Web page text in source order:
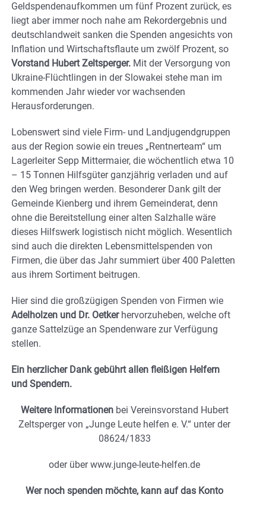
Geldspendenaufkommen um fünf Prozent zurück, es
liegt aber immer noch nahe am Rekordergebnis und
deutschlandweit sanken die Spenden angesichts von
Inflation und Wirtschaftsflaute um zwölf Prozent, so
Vorstand Hubert Zeltsperger. Mit der Versorgung von
Ukraine-Flüchtlingen in der Slowakei stehe man im
kommenden Jahr wieder vor wachsenden
Herausforderungen.
Lobenswert sind viele Firm- und Landjugendgruppen
aus der Region sowie ein treues „Rentnerteam“ um
Lagerleiter Sepp Mittermaier, die wöchentlich etwa 10
– 15 Tonnen Hilfsgüter ganzjährig verladen und auf
den Weg bringen werden. Besonderer Dank gilt der
Gemeinde Kienberg und ihrem Gemeinderat, denn
ohne die Bereitstellung einer alten Salzhalle wäre
dieses Hilfswerk logistisch nicht möglich. Wesentlich
sind auch die direkten Lebensmittelspenden von
Firmen, die über das Jahr summiert über 400 Paletten
aus ihrem Sortiment beitrugen.
Hier sind die großzügigen Spenden von Firmen wie
Adelholzen und Dr. Oetkerhervorzuheben, welche oft
ganze Sattelzüge an Spendenware zur Verfügung
stellen.
Ein herzlicher Dank gebührt allen fleißigen Helfern
und Spendern.
Weitere Informationen bei Vereinsvorstand Hubert
Zeltsperger von „Junge Leute helfen e. V.“ unter der
08624/1833
oder über www.junge-leute-helfen.de
Wer noch spenden möchte, kann auf das Konto